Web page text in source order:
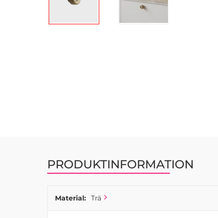
PRODUKTINFORMATION
Material: Trä